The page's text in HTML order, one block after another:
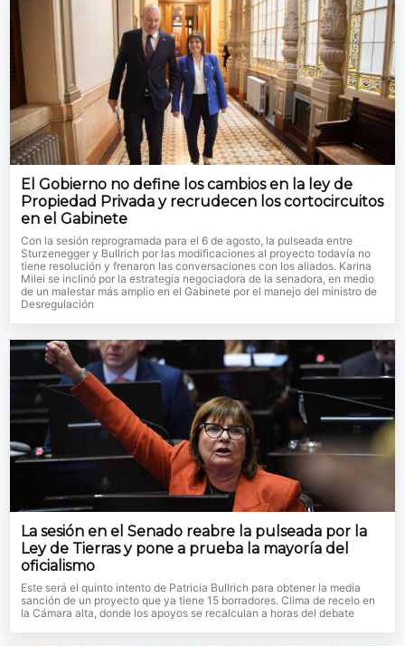
El Gobierno no define los cambios en la ley de
Propiedad Privada y recrudecen los cortocircuitos
en el Gabinete
Con la sesión reprogramada para el 6 de agosto, la pulseada entre
Sturzenegger y Bullrich por las modificaciones al proyecto todavía no
tiene resolución y frenaron las conversaciones con los aliados. Karina
Milei se inclinó por la estrategia negociadora de la senadora, en medio
de un malestar más amplio en el Gabinete por el manejo del ministro de
Desregulación
La sesión en el Senado reabre la pulseada por la
Ley de Tierras y pone a prueba la mayoría del
oficialismo
Este será el quinto intento de Patricia Bullrich para obtener la media
sanción de un proyecto que ya tiene 15 borradores. Clima de recelo en
la Cámara alta, donde los apoyos se recalculan a horas del debate